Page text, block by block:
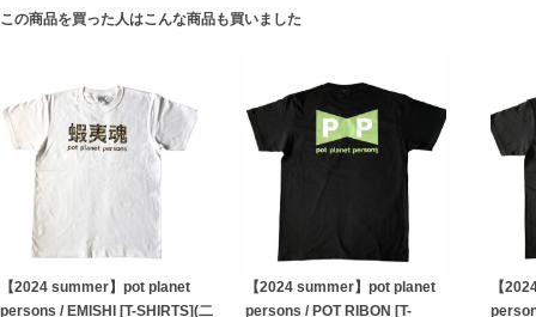
この商品を買った人はこんな商品も買いました
【2024 summer】pot planet
persons / EMISHI [T-SHIRTS](二
【2024 summer】pot planet
persons / POT RIBON [T-
【